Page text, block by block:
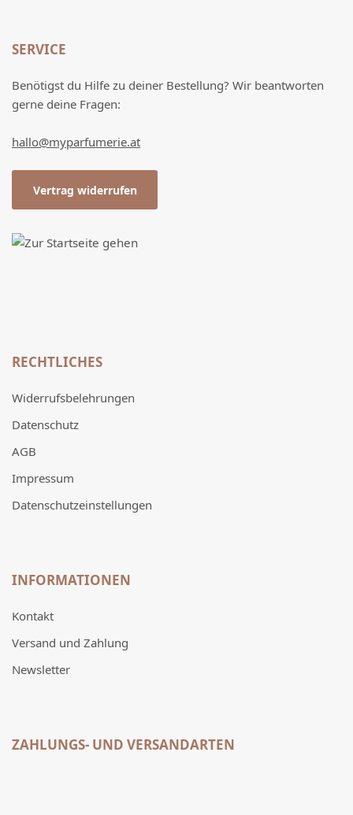
SERVICE
Benötigst du Hilfe zu deiner Bestellung? Wir beantworten
gerne deine Fragen:
hallo@myparfumerie.at
Vertrag widerrufen
RECHTLICHES
Widerrufsbelehrungen
Datenschutz
AGB
Impressum
Datenschutzeinstellungen
INFORMATIONEN
Kontakt
Versand und Zahlung
Newsletter
ZAHLUNGS- UND VERSANDARTEN